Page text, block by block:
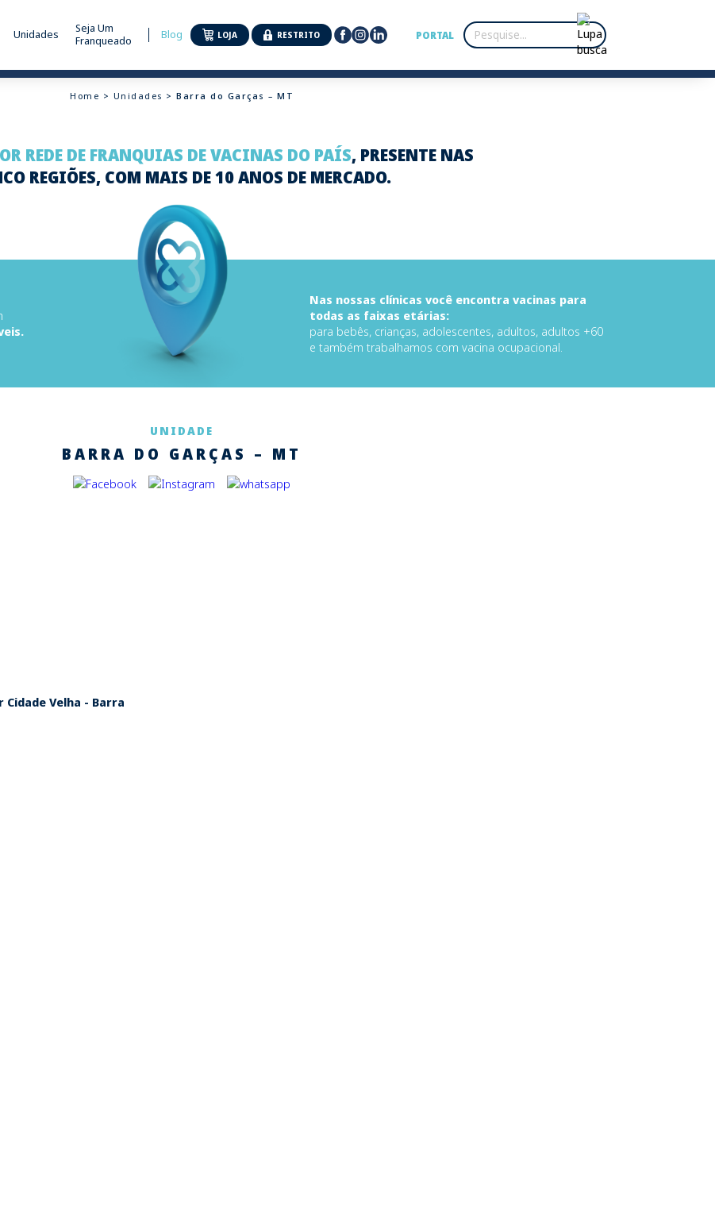
Unidades
Seja Um
Franqueado
Blog LOJA RESTRITO PORTAL
Home > Unidades > Barra do Garças – MT
REDE DE FRANQUIAS DE VACINAS DO PAÍS, PRESENTE NAS
REGIÕES, COM MAIS DE 10 ANOS DE MERCADO.
Nas nossas clínicas você encontra vacinas para
todas as faixas etárias:
para bebês, crianças, adolescentes, adultos, adultos +60
e também trabalhamos com vacina ocupacional.
UNIDADE
BARRA DO GARÇAS – MT
Cidade Velha - Barra